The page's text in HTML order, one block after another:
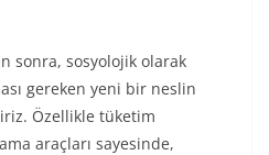
sonra, sosyolojik olarak
gereken yeni bir neslin
Özellikle tüketim
araçları sayesinde,